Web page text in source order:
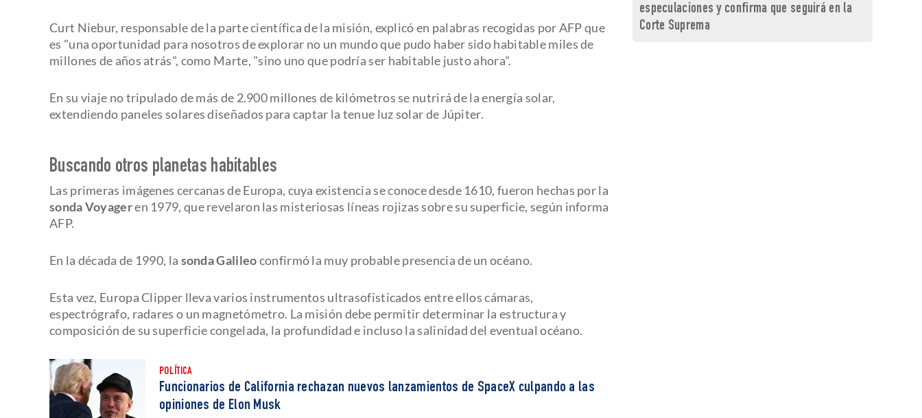
Curt Niebur, responsable de la parte científica de la misión, explicó en palabras recogidas por AFP que
es "una oportunidad para nosotros de explorar no un mundo que pudo haber sido habitable miles de
millones de años atrás", como Marte, "sino uno que podría ser habitable justo ahora".
En su viaje no tripulado de más de 2.900 millones de kilómetros se nutrirá de la energía solar,
extendiendo paneles solares diseñados para captar la tenue luz solar de Júpiter.
Buscando otros planetas habitables
Las primeras imágenes cercanas de Europa, cuya existencia se conoce desde 1610, fueron hechas por la
sonda Voyageren 1979, que revelaron las misteriosas líneas rojizas sobre su superficie, según informa
AFP.
En la década de 1990, la sonda Galileoconfirmó la muy probable presencia de un océano.
Esta vez, Europa Clipper lleva varios instrumentos ultrasofisticados entre ellos cámaras,
espectrógrafo, radares o un magnetómetro. La misión debe permitir determinar la estructura y
composición de su superficie congelada, la profundidad e incluso la salinidad del eventual océano.
POLÍTICA
Funcionarios de California rechazan nuevos lanzamientos de SpaceX culpando a las
opiniones de Elon Musk
especulaciones y confirma que seguirá en la
Corte Suprema